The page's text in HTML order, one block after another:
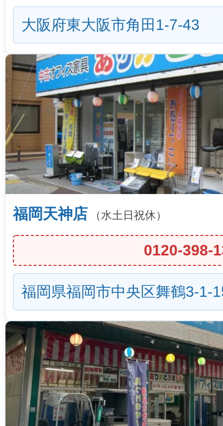
大阪府東大阪市角田1-7-43
福岡天神店 （水土日祝休）
0120-398-
福岡県福岡市中央区舞鶴3-1-